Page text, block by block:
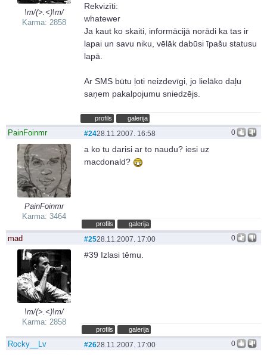
\m/(>.<)\m/
Karma: 2858
Rekvizīti:
whatewer
Ja kaut ko skaiti, informācijā norādi ka tas ir
lapai un savu niku, vēlāk dabūsi īpašu statusu
lapā.
Ar SMS būtu ļoti neizdevīgi, jo lielāko daļu
saņem pakalpojumu sniedzējs.
profils galerija
PainFoinmr
PainFoinmr
Karma: 3464
0
#2428.11.2007. 16:58
a ko tu darisi ar to naudu? iesi uz
macdonald?
profils galerija
mad
\m/(>.<)\m/
Karma: 2858
0
#2528.11.2007. 17:00
#39 Izlasi tēmu.
profils galerija
Rocky__Lv 0
#2628.11.2007. 17:00